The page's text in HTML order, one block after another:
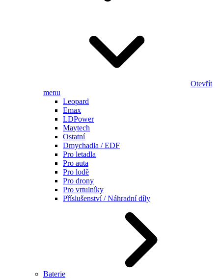
Otevřít
menu
Leopard
Emax
LDPower
Maytech
Ostatní
Dmychadla / EDF
Pro letadla
Pro auta
Pro lodě
Pro drony
Pro vrtulníky
Příslušenství / Náhradní díly
Baterie